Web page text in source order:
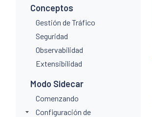
Conceptos
Gestión de Tráfico
Seguridad
Observabilidad
Extensibilidad
Modo Sidecar
Comenzando
Configuración de